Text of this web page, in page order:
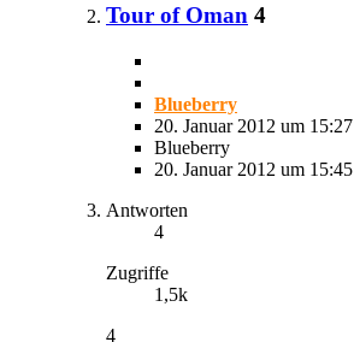
Tour of Oman 4
Blueberry
20. Januar 2012 um 15:27
Blueberry
20. Januar 2012 um 15:45
Antworten
4
Zugriffe
1,5k
4